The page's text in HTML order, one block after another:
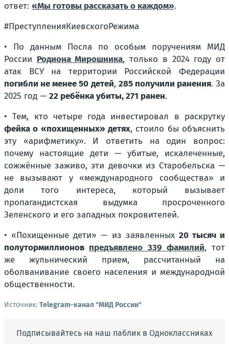
ответ: «Мы готовы рассказать о каждом».
#ПреступленияКиевскогоРежима
• По данным Посла по особым поручениям МИД
России Родиона Мирошника, только в 2024 году от
атак ВСУ на территории Российской Федерации
погибли не менее 50 детей, 285 получили ранения. За
2025 год — 22 ребёнка убиты, 271 ранен.
• Тем, кто четыре года инвестировал в раскрутку
фейка о «похищенных» детях, стоило бы объяснить
эту «арифметику». И ответить на один вопрос:
почему настоящие дети — убитые, искалеченные,
сожжённые заживо, эти девочки из Старобельска —
не вызывают у «международного сообщества» и
доли того интереса, который вызывает
пропагандистская выдумка просроченного
Зеленского и его западных покровителей.
• «Похищенные дети» — из заявленных 20 тысяч и
полутормиллионов предъявлено 339 фамилий, тот
же жульнический прием, рассчитанный на
оболванивание своего населения и международной
общественности.
Источник: Telegram-канал "МИД России"
Подписывайтесь на наш паблик в Одноклассниках